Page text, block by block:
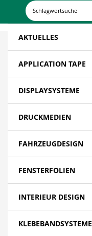
AKTUELLES
APPLICATION TAPE
DISPLAYSYSTEME
DRUCKMEDIEN
FAHRZEUGDESIGN
FENSTERFOLIEN
INTERIEUR DESIGN
KLEBEBANDSYSTEME